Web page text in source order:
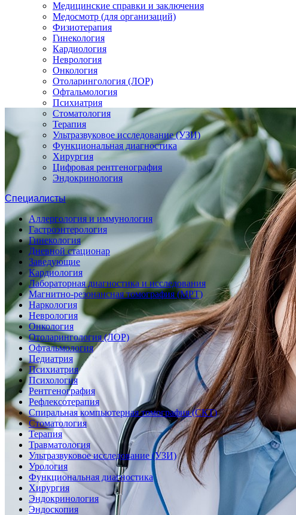
Медицинские справки и заключения
Медосмотр (для организаций)
Физиотерапия
Гинекология
Кардиология
Неврология
Онкология
Отоларингология (ЛОР)
Офтальмология
Психиатрия
Стоматология
Терапия
Ультразвуковое исследование (УЗИ)
Функциональная диагностика
Хирургия
Цифровая рентгенография
Эндокринология
Специалисты
Аллергология и иммунология
Гастроэнтерология
Гинекология
Дневной стационар
Заведующие
Кардиология
Лабораторная диагностика и исследования
Магнитно-резонансная томография (МРТ)
Наркология
Неврология
Онкология
Отоларингология (ЛОР)
Офтальмология
Педиатрия
Психиатрия
Психология
Рентгенография
Рефлексотерапия
Спиральная компьютерная томография (СКТ)
Стоматология
Терапия
Травматология
Ультразвуковое исследование (УЗИ)
Урология
Функциональная диагностика
Хирургия
Эндокринология
Эндоскопия